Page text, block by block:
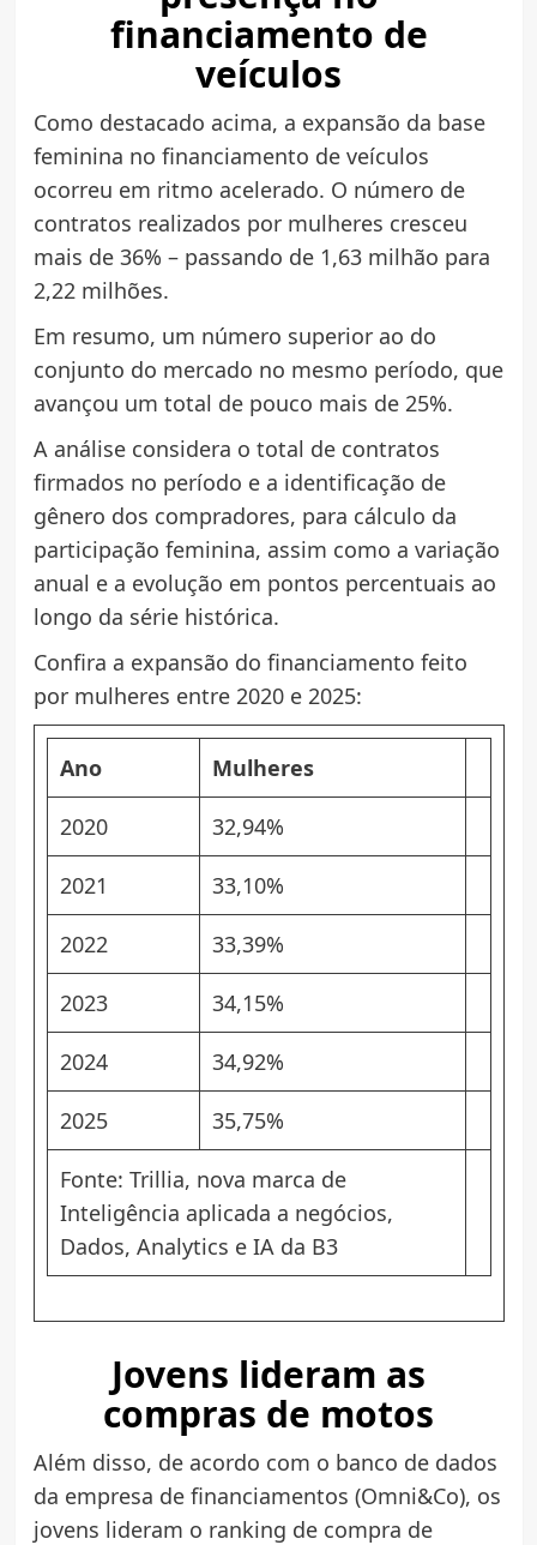
financiamento de
veículos
Como destacado acima, a expansão da base
feminina no financiamento de veículos
ocorreu em ritmo acelerado. O número de
contratos realizados por mulheres cresceu
mais de 36% – passando de 1,63 milhão para
2,22 milhões.
Em resumo, um número superior ao do
conjunto do mercado no mesmo período, que
avançou um total de pouco mais de 25%.
A análise considera o total de contratos
firmados no período e a identificação de
gênero dos compradores, para cálculo da
participação feminina, assim como a variação
anual e a evolução em pontos percentuais ao
longo da série histórica.
Confira a expansão do financiamento feito
por mulheres entre 2020 e 2025:
Ano Mulheres
2020 32,94%
2021 33,10%
2022 33,39%
2023 34,15%
2024 34,92%
2025 35,75%
Fonte: Trillia, nova marca de
Inteligência aplicada a negócios,
Dados, Analytics e IA da B3
Jovens lideram as
compras de motos
Além disso, de acordo com o banco de dados
da empresa de financiamentos (Omni&Co), os
jovens lideram o ranking de compra de